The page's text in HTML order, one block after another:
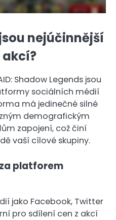
nejúčinnější
akcí?
Shadow Legends jsou
sociálních médií
má jedinečné silné
demografickým
zapojení, což činí
vaší cílové skupiny.
platforem
jako Facebook, Twitter
pro sdílení cen z akcí